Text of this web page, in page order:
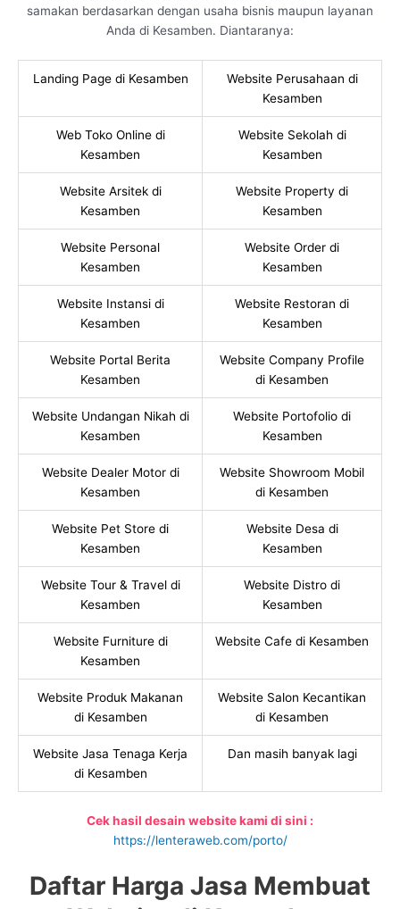
samakan berdasarkan dengan usaha bisnis maupun layanan
Anda di Kesamben. Diantaranya:
Landing Page di Kesamben
Website Perusahaan di
Kesamben
Web Toko Online di
Kesamben
Website Sekolah di
Kesamben
Website Arsitek di
Kesamben
Website Property di
Kesamben
Website Personal
Kesamben
Website Order di
Kesamben
Website Instansi di
Kesamben
Website Restoran di
Kesamben
Website Portal Berita
Kesamben
Website Company Profile
di Kesamben
Website Undangan Nikah di
Kesamben
Website Portofolio di
Kesamben
Website Dealer Motor di
Kesamben
Website Showroom Mobil
di Kesamben
Website Pet Store di
Kesamben
Website Desa di
Kesamben
Website Tour & Travel di
Kesamben
Website Distro di
Kesamben
Website Furniture di
Kesamben
Website Cafe di Kesamben
Website Produk Makanan
di Kesamben
Website Salon Kecantikan
di Kesamben
Website Jasa Tenaga Kerja
di Kesamben
Dan masih banyak lagi
Cek hasil desain website kami di sini :
https://lenteraweb.com/porto/
Daftar Harga Jasa Membuat